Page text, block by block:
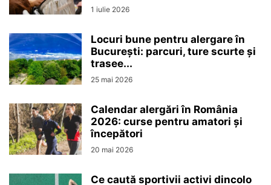
1 iulie 2026
Locuri bune pentru alergare în
București: parcuri, ture scurte și
trasee...
25 mai 2026
Calendar alergări în România
2026: curse pentru amatori și
începători
20 mai 2026
Ce caută sportivii activi dincolo